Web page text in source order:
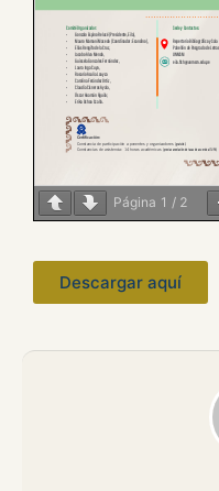
Página 1 / 2
Descargar aquí